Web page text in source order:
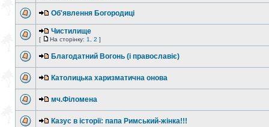
Об'явлення Богородиці
Чистилище
[ На сторінку: 1 2 ]
Благодатний Вогонь (і православіє)
Католицька харизматична онова
мч.Філомена
Казус в історії: папа Римський-жінка!!!